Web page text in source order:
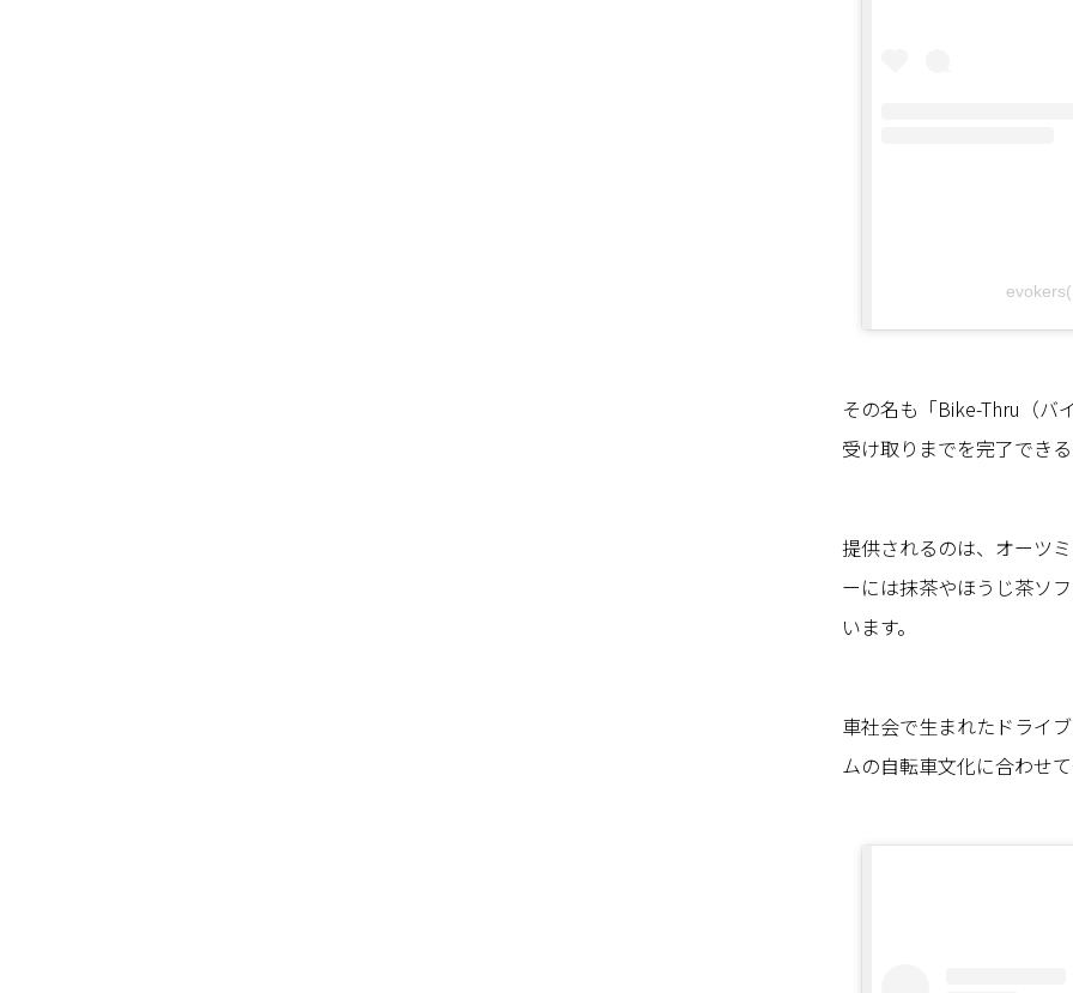
その名も「Bike-Thru（バ
受け取りまでを完了でき
提供されるのは、オーツ
ーには抹茶やほうじ茶ソ
います。
車社会で生まれたドライ
ムの自転車文化に合わせ